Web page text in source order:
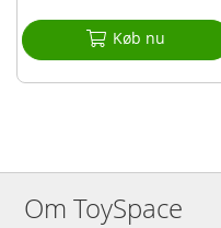
Køb nu
Om ToySpace